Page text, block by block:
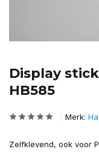
Display
HB585
Merk:
Zelfklevend, ook voor